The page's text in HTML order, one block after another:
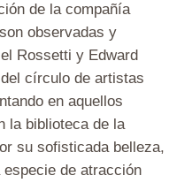
de la compañía
observadas y
Rossetti y Edward
círculo de artistas
en aquellos
la biblioteca de la
su sofisticada belleza,
de atracción